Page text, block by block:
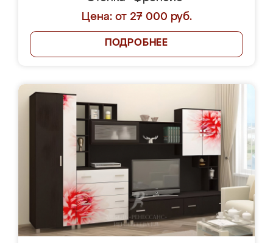
Цена: от 27 000 руб.
ПОДРОБНЕЕ